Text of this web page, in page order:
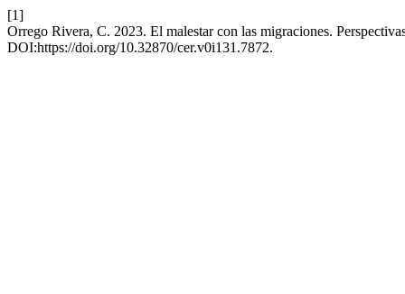
[1]
Orrego Rivera, C. 2023. El malestar con las migraciones.
DOI:https://doi.org/10.32870/cer.v0i131.7872.